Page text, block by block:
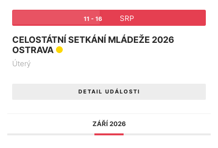
11 - 16 SRP
CELOSTÁTNÍ SETKÁNÍ MLÁDEŽE 2026
OSTRAVA
Úterý
DETAIL UDÁLOSTI
ZÁŘÍ 2026